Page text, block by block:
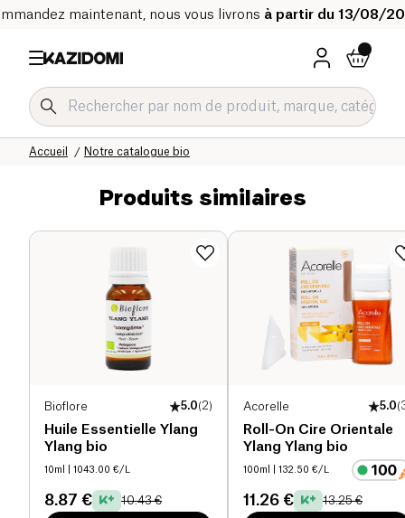
maintenant, nous vous livrons à partir du 13/08/
Notre catalogue bio
Accueil
Produits similaires
Bioflore 5.0(2)
Huile Essentielle Ylang
Ylang bio
10ml | 1043.00 €/L
8.87 € 10.43 €
Acorelle 5.0(
Roll-On Cire Orientale
Ylang Ylang bio
100ml | 132.50 €/L
11.26 € 13.25 €